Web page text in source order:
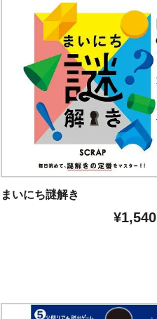
まいにち謎解き
¥1,540